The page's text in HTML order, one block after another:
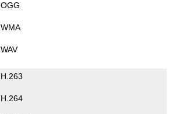
OGG
WMA
WAV
H.263
H.264